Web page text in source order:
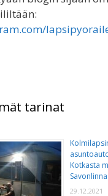
tarinat
Kotkasta
29.12.2021